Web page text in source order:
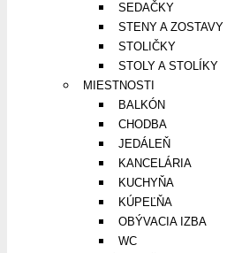
SEDAČKY
STENY A ZOSTAVY
STOLIČKY
STOLY A STOLÍKY
MIESTNOSTI
BALKÓN
CHODBA
JEDÁLEŇ
KANCELÁRIA
KUCHYŇA
KÚPEĽŇA
OBÝVACIA IZBA
WC